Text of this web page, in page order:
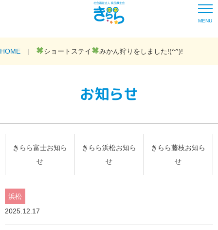
MENU
HOME ショートステイ みかん狩りをしました!(^^)!
お知らせ
きらら富士お知ら
せ
きらら浜松お知ら
せ
きらら藤枝お知ら
せ
浜松
2025.12.17